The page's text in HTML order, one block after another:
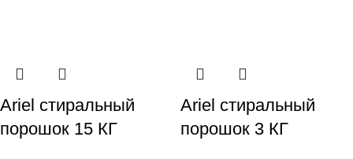
Ariel стиральный
порошок 15 КГ
Ariel стиральный
порошок 3 КГ